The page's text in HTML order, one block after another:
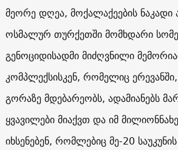
მეორე დღეა, მოქალაქეების ნაკადი
ოსმალურ თურქეთში მომხდარი
გენოციდისადმი მიძღვნილი
კომპლექსისკენ, რომელიც
გორაზე მდებარეობს, ადამიანებს
ყვავილები მიაქვთ და იმ
იხსენებენ, რომლებიც მე-20